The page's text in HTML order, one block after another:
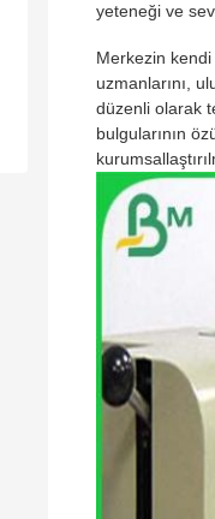
yeteneği ve
Merkezin kendi
uzmanlarını,
düzenli olarak
bulgularının